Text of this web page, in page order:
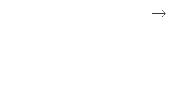
